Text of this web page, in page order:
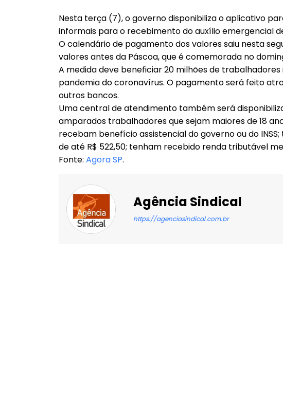
Nesta terça (7), o governo disponibiliza o aplicativo
informais para o recebimento do auxílio emergencial
O calendário de pagamento dos valores saiu nesta
valores antes da Páscoa, que é comemorada no
A medida deve beneficiar 20 milhões de
pandemia do coronavírus. O pagamento será feito
outros bancos.
Uma central de atendimento também será
amparados trabalhadores que sejam maiores de 18
recebam benefício assistencial do governo ou do
de até R$ 522,50; tenham recebido renda tributável
Fonte: Agora SP.
Agência Sindical
https://agenciasindical.com.br